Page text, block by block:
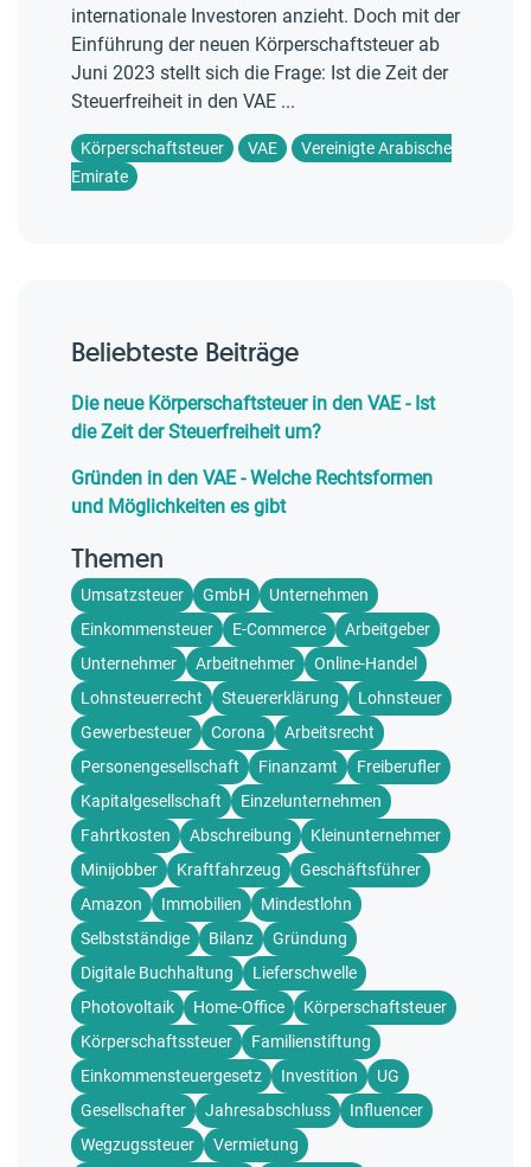
internationale Investoren anzieht. Doch mit der
Einführung der neuen Körperschaftsteuer ab
Juni 2023 stellt sich die Frage: Ist die Zeit der
Steuerfreiheit in den VAE ...
Körperschaftsteuer VAE
Vereinigte Arabische
Emirate
Beliebteste Beiträge
Die neue Körperschaftsteuer in den VAE - Ist
die Zeit der Steuerfreiheit um?
Gründen in den VAE - Welche Rechtsformen
und Möglichkeiten es gibt
Themen
Umsatzsteuer GmbH
Unternehmen
Einkommensteuer
E-Commerce
Arbeitgeber
Unternehmer
Arbeitnehmer
Online-Handel
Lohnsteuerrecht
Steuererklärung
Lohnsteuer
Gewerbesteuer
Corona
Arbeitsrecht
Personengesellschaft
Finanzamt
Freiberufler
Kapitalgesellschaft
Einzelunternehmen
Fahrtkosten
Abschreibung
Kleinunternehmer
Minijobber
Kraftfahrzeug
Geschäftsführer
Amazon
Immobilien
Mindestlohn
Selbstständige
Bilanz
Gründung
Digitale Buchhaltung
Lieferschwelle
Photovoltaik
Home-Office
Körperschaftsteuer
Körperschaftssteuer
Familienstiftung
Einkommensteuergesetz
Investition
UG
Gesellschafter
Jahresabschluss
Influencer
Wegzugssteuer
Vermietung